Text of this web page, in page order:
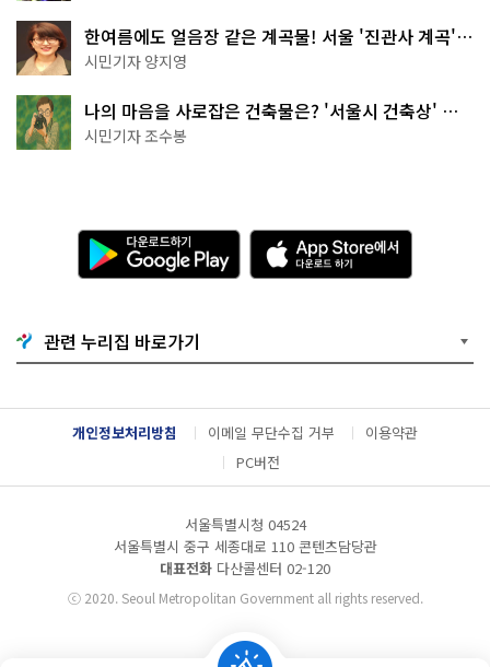
한여름에도 얼음장 같은 계곡물! 서울 '진관사 계곡'이
천국이네~
시민기자 양지영
나의 마음을 사로잡은 건축물은? '서울시 건축상' 수
상작 공개!
시민기자 조수봉
다
운
로
기
G
o
g
l
e
l
A
p
p
e
서
다
운
드
관련 누리집 바로가기
개인정보처리방침 이메일 무단수집 거부
이용약관
PC버전
서울특별시청 04524
서울특별시 중구 세종대로 110 콘텐츠담당관
대표전화 다산콜센터 02-120
ⓒ2020. Seoul Metropolitan Government all rights reserved.